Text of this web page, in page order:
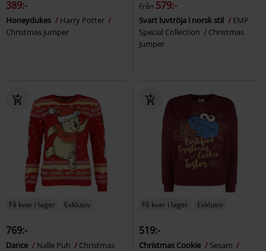
389:-
Honeydukes
Harry Potter
Christmas jumper
Från 579:-
Svart luvtröja i norsk stil
EMP
Special Collection
Christmas
Jumper
Få kvar i lager Exklusiv
769:-
Dance Nalle Puh
Christmas
Få kvar i lager Exklusiv
519:-
Christmas Cookie
Sesam